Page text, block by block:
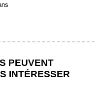
PEUVENT
INTÉRESSER